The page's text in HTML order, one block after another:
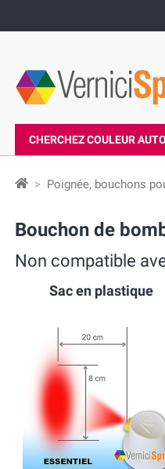
CHERCHEZ COULEUR AUTO
Poignée, bouchons
Bouchon de
Non compatible
Sac en plastique